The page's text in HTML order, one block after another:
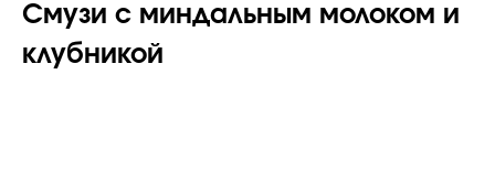
Смузи с миндальным молоком и
клубникой